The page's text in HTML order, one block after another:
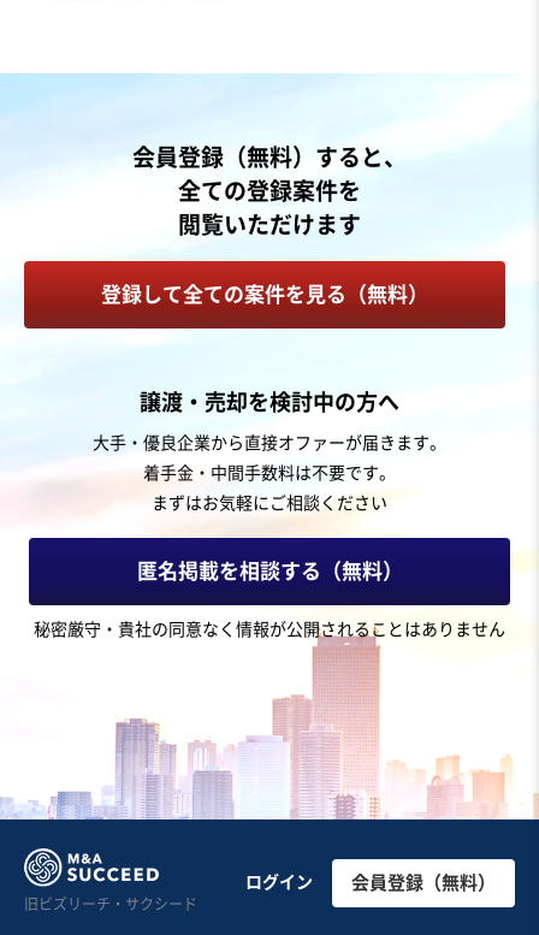
東北地方
5,000万円～1億円
11名〜20名
石工・ブロック工事 葬儀 その他店舗小売
お気に入り
サービス業（個人向け）
県北部・福岡県東部エリア特化）
自走可能 +1
地域
九州地方
売上高
1億円～2億5,000万円
その他消費者向けサービス業
サービス業（個人向け）
【従業員引継ぎ可】近畿エリアの自社葬祭場を保有 / 株
式譲渡
会員登録（無料）すると、
全ての登録案件を
閲覧いただけます
登録して全ての案件を見る（無料）
譲渡・売却を検討中の方へ
大手・優良企業から直接オファーが届きます。
着手金・中間手数料は不要です。
まずはお気軽にご相談ください
匿名掲載を相談する（無料）
秘密厳守・貴社の同意なく情報が公開されることはありません
旧ビズリーチ・サクシード
ログイン 会員登録（無料）